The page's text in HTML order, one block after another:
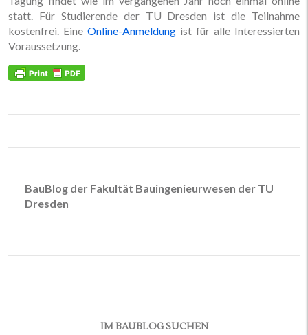
statt. Für Studierende der TU Dresden ist die Teilnahme
kostenfrei. Eine Online-Anmeldung ist für alle Interessierten
Voraussetzung.
BauBlog der Fakultät Bauingenieurwesen der TU
Dresden
IM BAUBLOG SUCHEN